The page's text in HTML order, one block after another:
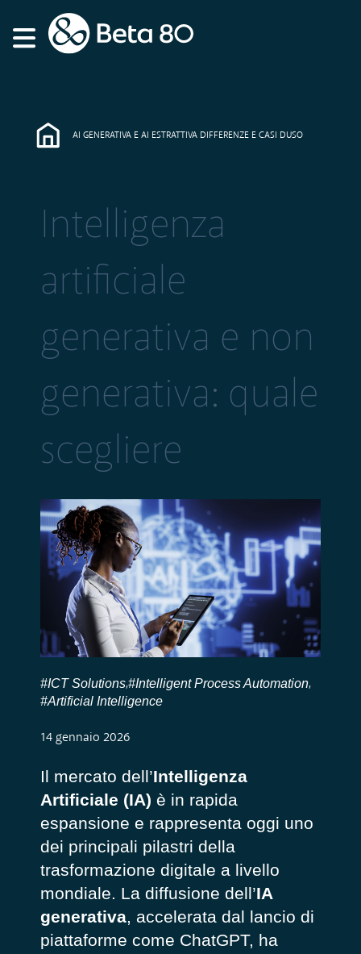
AI GENERATIVA E AI ESTRATTIVA DIFFERENZE E CASI DUSO
Intelligenza
artificiale
generativa e non
generativa: quale
scegliere
#ICT Solutions,#Intelligent Process Automation,
#Artificial Intelligence
14 gennaio 2026
Il mercato dell’Intelligenza
Artificiale (IA) è in rapida
espansione e rappresenta oggi uno
dei principali pilastri della
trasformazione digitale a livello
mondiale. La diffusione dell’IA
generativa, accelerata dal lancio di
piattaforme come ChatGPT, ha